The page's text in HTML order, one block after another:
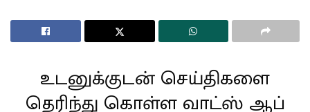
உடனுக்குடன் செய்திகளை
தெரிந்து கொள்ள வாட்ஸ் ஆப்